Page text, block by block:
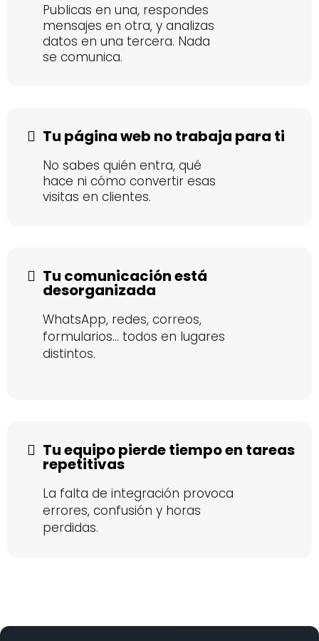
Publicas en una, respondes
mensajes en otra, y analizas
datos en una tercera. Nada
se comunica.
Tu página web no trabaja para ti
No sabes quién entra, qué
hace ni cómo convertir esas
visitas en clientes.
Tu comunicación está
desorganizada
WhatsApp, redes, correos,
formularios... todos en lugares
distintos.
Tu equipo pierde tiempo en tareas
repetitivas
La falta de integración provoca
errores, confusión y horas
perdidas.